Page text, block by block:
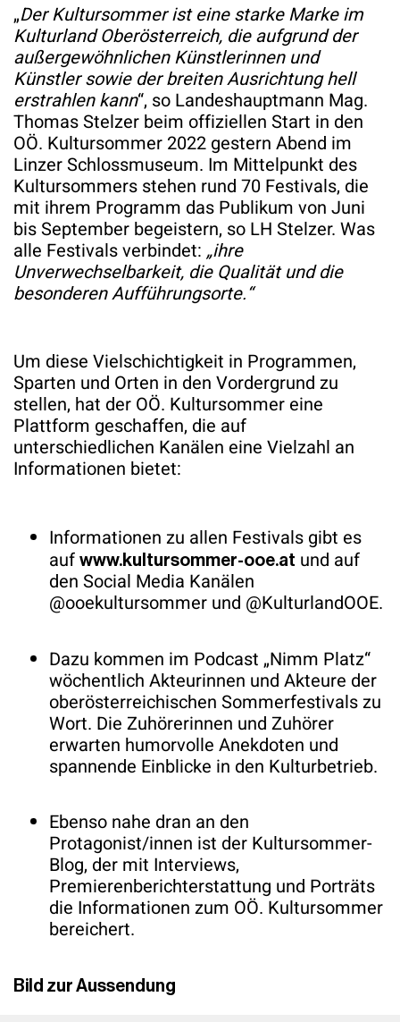
„Der Kultursommer ist eine starke Marke im
Kulturland Oberösterreich, die aufgrund der
außergewöhnlichen Künstlerinnen und
Künstler sowie der breiten Ausrichtung hell
erstrahlen kann“, so Landeshauptmann Mag.
Thomas Stelzer beim offiziellen Start in den
OÖ. Kultursommer 2022 gestern Abend im
Linzer Schlossmuseum. Im Mittelpunkt des
Kultursommers stehen rund 70 Festivals, die
mit ihrem Programm das Publikum von Juni
bis September begeistern, so LH Stelzer. Was
alle Festivals verbindet: „ihre
Unverwechselbarkeit, die Qualität und die
besonderen Aufführungsorte.“
Um diese Vielschichtigkeit in Programmen,
Sparten und Orten in den Vordergrund zu
stellen, hat der OÖ. Kultursommer eine
Plattform geschaffen, die auf
unterschiedlichen Kanälen eine Vielzahl an
Informationen bietet:
Informationen zu allen Festivals gibt es
auf www.kultursommer-ooe.at und auf
den Social Media Kanälen
@ooekultursommer und @KulturlandOOE.
Dazu kommen im Podcast „Nimm Platz“
wöchentlich Akteurinnen und Akteure der
oberösterreichischen Sommerfestivals zu
Wort. Die Zuhörerinnen und Zuhörer
erwarten humorvolle Anekdoten und
spannende Einblicke in den Kulturbetrieb.
Ebenso nahe dran an den
Protagonist/innen ist der Kultursommer-
Blog, der mit Interviews,
Premierenberichterstattung und Porträts
die Informationen zum OÖ. Kultursommer
bereichert.
Bild zur Aussendung